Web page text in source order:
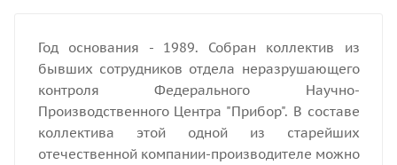
Год основания - 1989. Собран коллектив из
бывших сотрудников отдела неразрушающего
контроля Федерального Научно-
Производственного Центра "Прибор". В составе
коллектива этой одной из старейших
отечественной компании-производителе можно